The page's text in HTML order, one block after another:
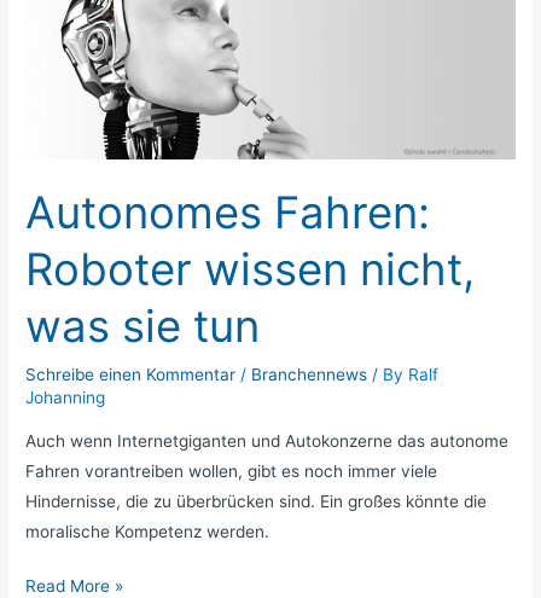
Autonomes Fahren:
Roboter wissen nicht,
was sie tun
Schreibe einen Kommentar / Branchennews / By Ralf
Johanning
Auch wenn Internetgiganten und Autokonzerne das autonome
Fahren vorantreiben wollen, gibt es noch immer viele
Hindernisse, die zu überbrücken sind. Ein großes könnte die
moralische Kompetenz werden.
Fahren:
Roboter
tun
Read More »